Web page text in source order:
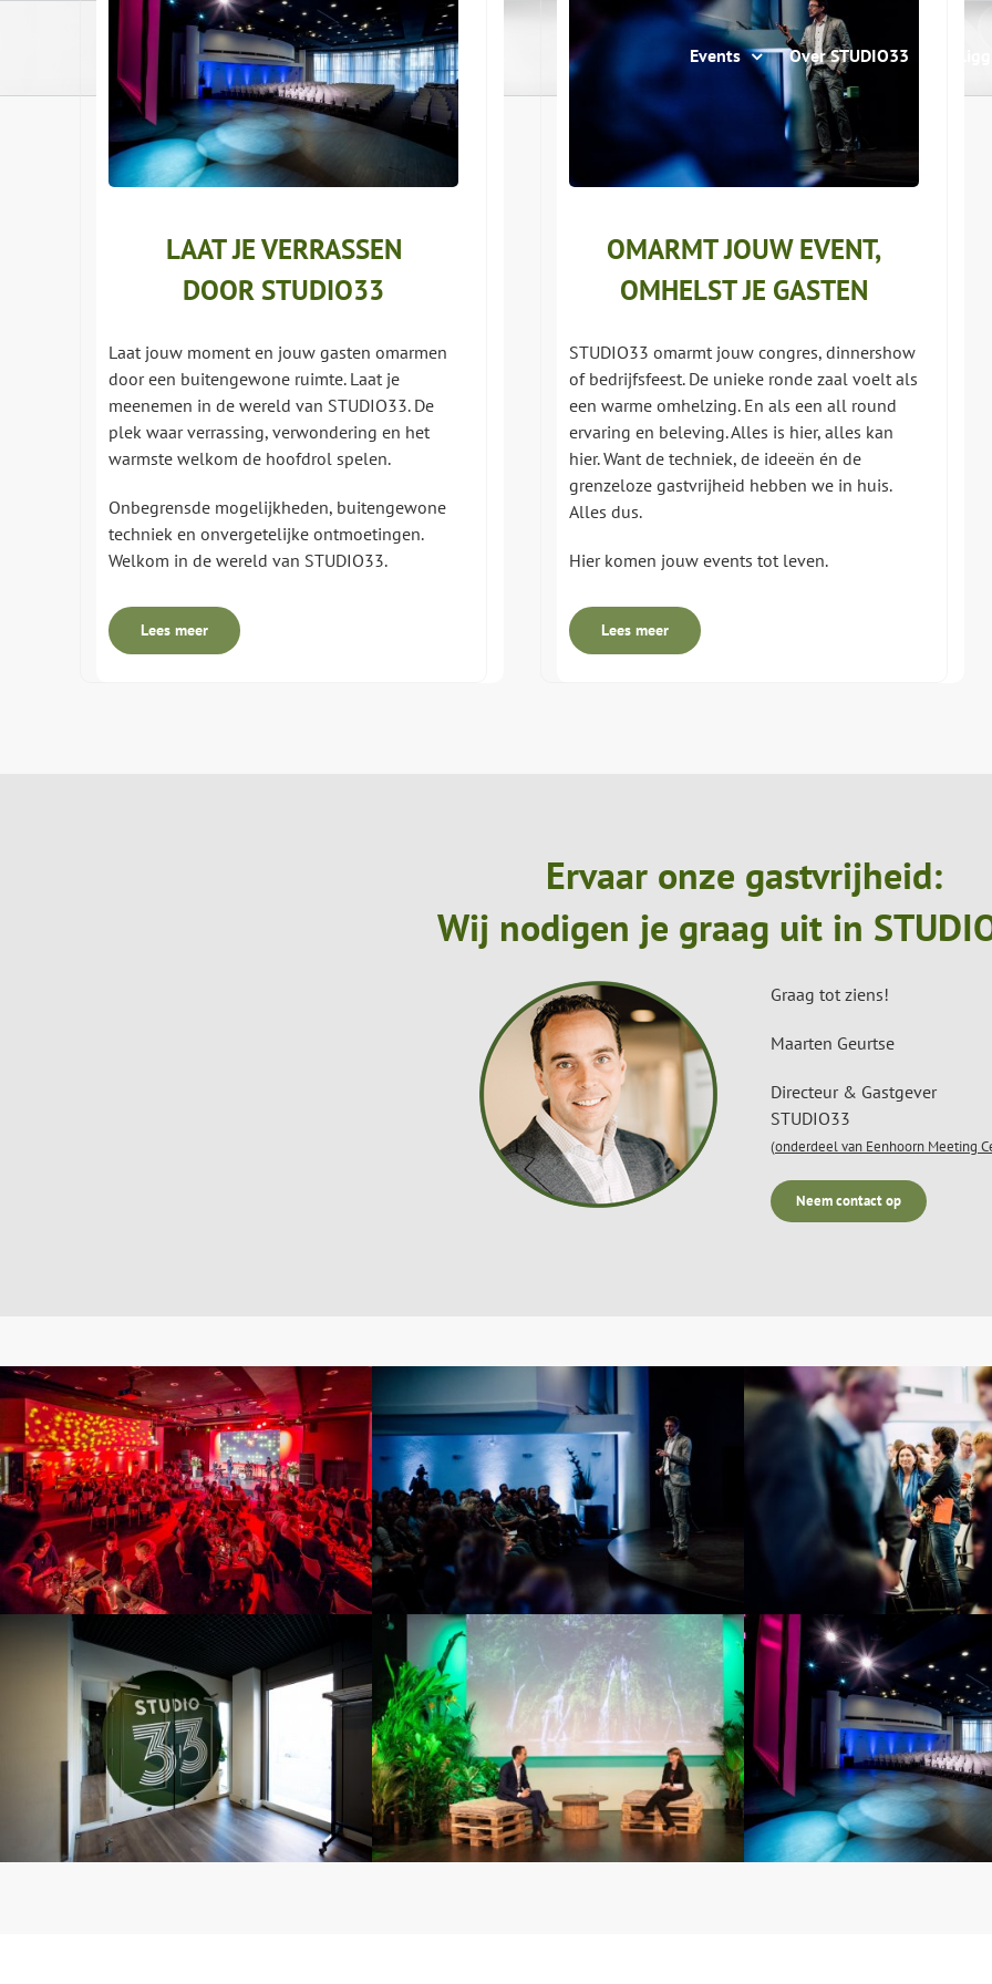
Events Over STUDIO33
LAAT JE VERRASSEN
DOOR STUDIO33
Laat jouw moment en jouw gasten omarmen
door een buitengewone ruimte. Laat je
meenemen in de wereld van STUDIO33. De
plek waar verrassing, verwondering en het
warmste welkom de hoofdrol spelen.
Onbegrensde mogelijkheden, buitengewone
techniek en onvergetelijke ontmoetingen.
Welkom in de wereld van STUDIO33.
Lees meer
OMARMT JOUW EVENT,
OMHELST JE GASTEN
STUDIO33 omarmt jouw congres, dinnershow
of bedrijfsfeest. De unieke ronde zaal voelt als
een warme omhelzing. En als een all round
ervaring en beleving. Alles is hier, alles kan
hier. Want de techniek, de ideeën én de
grenzeloze gastvrijheid hebben we in huis.
Alles dus.
Hier komen jouw events tot leven.
Lees meer
Ervaar onze gastvrijheid:
Wij nodigen je graag uit in
Graag tot ziens!
Maarten Geurtse
Directeur & Gastgever
STUDIO33
(onderdeel van Eenhoorn Meeting
Neem contact op